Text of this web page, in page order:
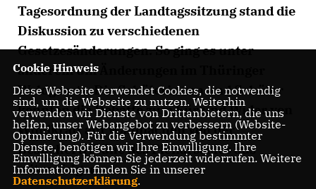
Tagesordnung der Landtagssitzung stand die
Diskussion zu verschiedenen
Gesetzesänderungen. So ging es unter
anderem um Änderungen im Thüringer
Waldgesetz. Die Schülerinnen und Schüler
konnten die Debatte zum Für und Wider von
Windkraft auf Waldflächen von der
Besuchertribüne des Plenarsaales aus
mitverfolgen.
Cookie Hinweis
Diese Webseite verwendet Cookies, die notwendig
sind, um die Webseite zu nutzen. Weiterhin
verwenden wir Dienste von Drittanbietern, die uns
helfen, unser Webangebot zu verbessern (Website-
Optmierung). Für die Verwendung bestimmter
Dienste, benötigen wir Ihre Einwilligung. Ihre
Einwilligung können Sie jederzeit widerrufen. Weitere
Informationen finden Sie in unserer
Datenschutzerklärung.